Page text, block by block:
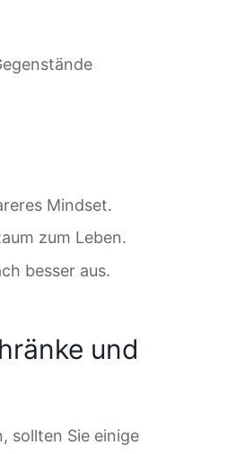
Mindset.
zum Leben.
besser aus.
und
sollten Sie einige